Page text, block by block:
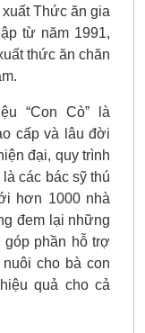
Thức ăn gia
từ năm 1991,
thức ăn chăn
“Con Cò” là
cấp và lâu đời
đại, quy trình
các bác sỹ thú
hơn 1000 nhà
đem lại những
phần hỗ trợ
cho bà con
quả cho cả